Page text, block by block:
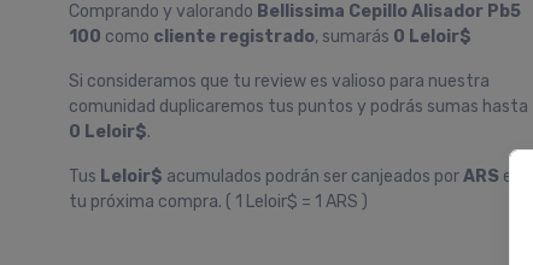
Comprando y valorando Bellissima Cepillo Alisador Pb5
100 como cliente registrado, sumarás 0 Leloir$
Si consideramos que tu review es valioso para nuestra
comunidad duplicaremos tus puntos y podrás sumas hasta
0 Leloir$.
Tus Leloir$ acumulados podrán ser canjeados porARS en
tu próxima compra. ( 1 Leloir$ = 1 ARS )